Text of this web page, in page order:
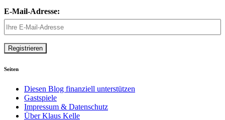
E-Mail-Adresse:
Seiten
Diesen Blog finanziell unterstützen
Gastspiele
Impressum & Datenschutz
Über Klaus Kelle